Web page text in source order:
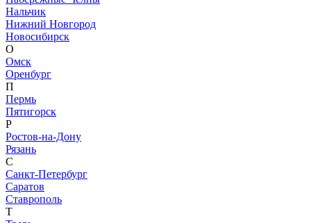
Нальчик
Нижний Новгород
Новосибирск
О
Омск
Оренбург
П
Пермь
Пятигорск
Р
Ростов-на-Дону
Рязань
С
Санкт-Петербург
Саратов
Ставрополь
Т